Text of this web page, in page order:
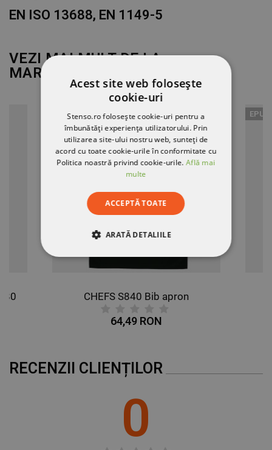
EN ISO 13688, EN 1149-5
VEZI MAI MULT DE LA
MARCA
EPUIZAT
CHEFS S840 Bib apron
64,49 RON
RECENZII CLIENȚILOR
0
Acest site web folosește
cookie-uri
Stenso.ro folosește cookie-uri pentru a
îmbunătăți experiența utilizatorului. Prin
utilizarea site-ului nostru web, sunteți de
acord cu toate cookie-urile în conformitate cu
Politica noastră privind cookie-urile.Află mai
multe
ACCEPTĂ TOATE
ARATĂ DETALIILE
STRICT NECESARE
DE PERFORMANȚĂ
DE TARGETARE
NECLASIFICATE